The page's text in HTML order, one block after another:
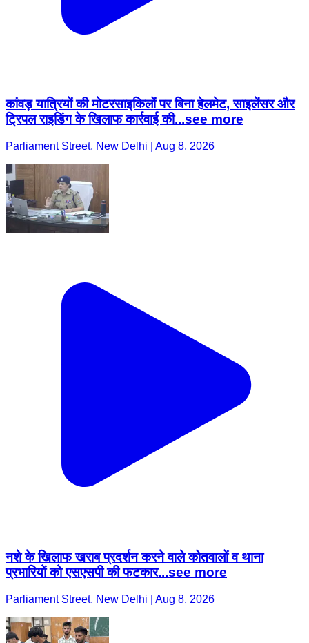
कांवड़ यात्रियों की मोटरसाइकिलों पर बिना हेलमेट, साइलेंसर और
ट्रिपल राइडिंग के खिलाफ कार्रवाई की...see more
Parliament Street, New Delhi | Aug 8, 2026
नशे के खिलाफ खराब प्रदर्शन करने वाले कोतवालों व थाना
प्रभारियों को एसएसपी की फटकार...see more
Parliament Street, New Delhi | Aug 8, 2026